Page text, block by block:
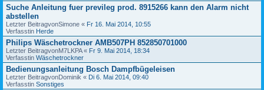
Suche Anleitung fuer previleg prod. 8915266 kann den Alarm nicht
abstellen
Letzter BeitragvonSimone « Fr 16. Mai 2014, 10:55
Verfasstin Herde
Philips Wäschetrockner AMB507PH 852850701000
Letzter BeitragvonM7LKPA« Fr 9. Mai 2014, 18:34
Verfasstin Wäschetrockner
Bedienungsanleitung Bosch Dampfbügeleisen
Letzter BeitragvonDominik « Di 6. Mai 2014, 09:40
Verfasstin Sonstiges